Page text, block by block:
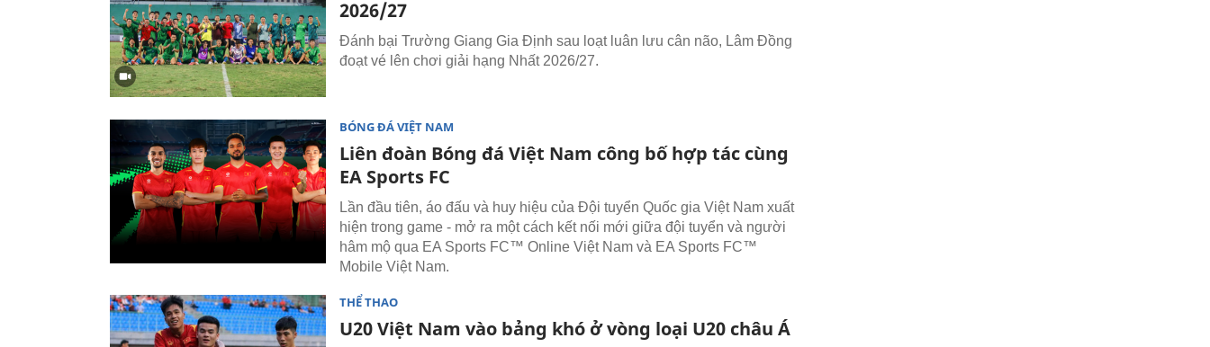
2026/27
Đánh bại Trường Giang Gia Định sau loạt luân lưu cân não, Lâm Đồng
đoạt vé lên chơi giải hạng Nhất 2026/27.
BÓNG ĐÁ VIỆT NAM
Liên đoàn Bóng đá Việt Nam công bố hợp tác cùng
EA Sports FC
Lần đầu tiên, áo đấu và huy hiệu của Đội tuyển Quốc gia Việt Nam xuất
hiện trong game - mở ra một cách kết nối mới giữa đội tuyển và người
hâm mộ qua EA Sports FC™ Online Việt Nam và EA Sports FC™
Mobile Việt Nam.
THỂ THAO
U20 Việt Nam vào bảng khó ở vòng loại U20 châu Á